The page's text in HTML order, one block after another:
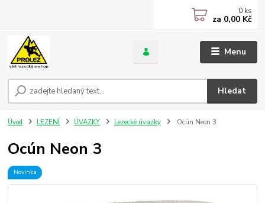
Menu
Hledat
0 ks
za 0,00 Kč
Úvod LEZENÍ ÚVAZKY Lezecké úvazky Ocún Neon 3
Ocún Neon 3
Novinka